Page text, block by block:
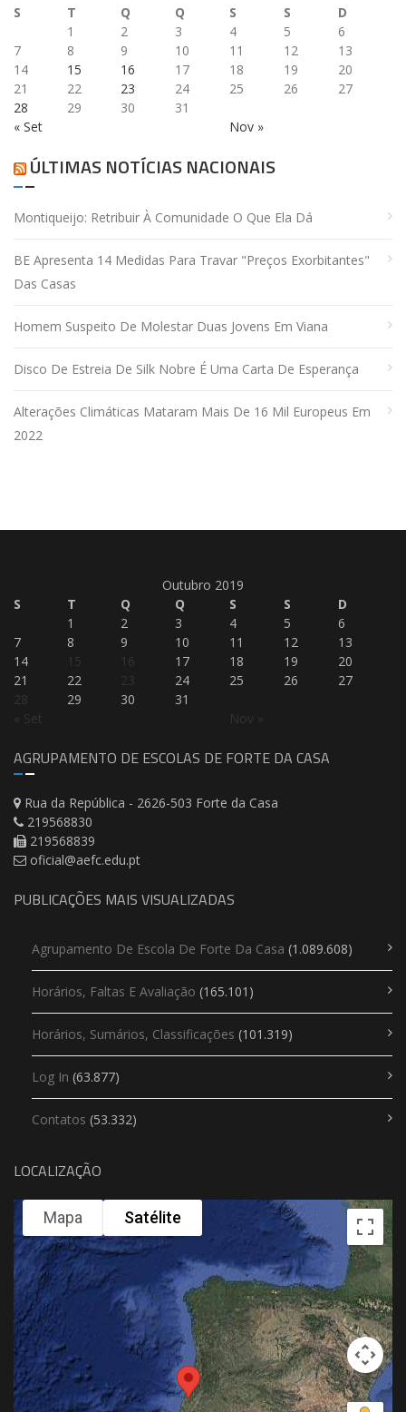
S
T Q Q S S D
« Set Nov »
1 2 3 4 5
6
7
8 9 10 11 12
13
14
15 16 17 18 19
20
21
22 23 24 25 26
27
28
29 30 31
ÚLTIMAS NOTÍCIAS NACIONAIS
Montiqueijo: Retribuir À Comunidade O Que Ela Dá
BE Apresenta 14 Medidas Para Travar "preços Exorbitantes"
Das Casas
Homem Suspeito De Molestar Duas Jovens Em Viana
Disco De Estreia De Silk Nobre É Uma Carta De Esperança
Alterações Climáticas Mataram Mais De 16 Mil Europeus Em
2022
Outubro 2019
S
T Q Q S S D
« Set Nov »
1 2 3 4 5
6
7
8 9 10 11 12
13
14
15 16 17 18 19
20
21
22 23 24 25 26
27
28
29 30 31
AGRUPAMENTO DE ESCOLAS DE FORTE DA CASA
Rua da República - 2626-503 Forte da Casa
219568830
219568839
oficial@aefc.edu.pt
PUBLICAÇÕES MAIS VISUALIZADAS
Agrupamento De Escola De Forte Da Casa (1.089.608)
Horários, Faltas E Avaliação (165.101)
Horários, Sumários, Classificações (101.319)
Log In (63.877)
Contatos (53.332)
LOCALIZAÇÃO
Mapa Satélite